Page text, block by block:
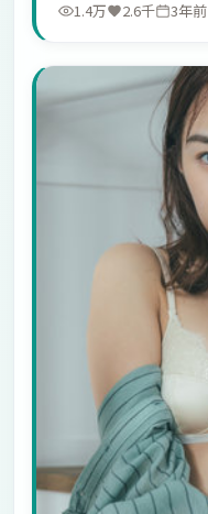
1.4万 2.6千 3年前